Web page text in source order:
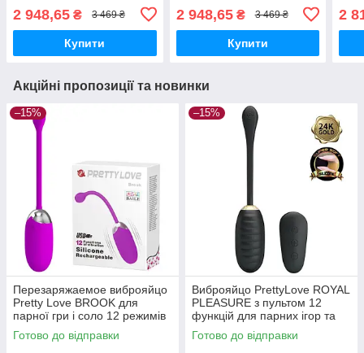
2 948,65 ₴ 3 469 ₴
Купити
водонепроникний
2 948,65₴ 3 469 ₴
Купити
см
2
Акційні пропозиції та новинки
–15%
Перезаряжаемое виброяйцо
Pretty Love BROOK для
парної гри і соло 12 режимів
водонепроникне
Готово до відправки
–15%
Виброяйцо PrettyLove ROYAL
PLEASURE з пультом 12
функцій для парних ігор та
інтимного задоволення
Готово до відправки